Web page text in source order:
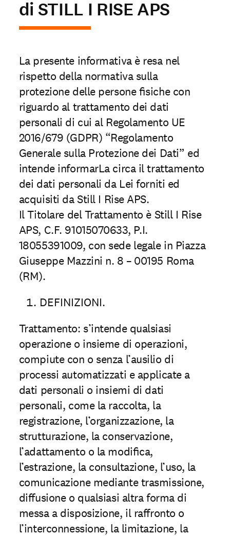
Partecipa
Sostienici
Shop solidale
NEWS E STORIE
PRESSROOM
di STILL I RISE APS
La presente informativa è resa nel
rispetto della normativa sulla
protezione delle persone ﬁsiche con
riguardo al trattamento dei dati
personali di cui al Regolamento UE
2016/679 (GDPR) “Regolamento
Generale sulla Protezione dei Dati” ed
intende informarLa circa il trattamento
dei dati personali da Lei forniti ed
acquisiti da Still I Rise APS.
Il Titolare del Trattamento è Still I Rise
APS, C.F. 91015070633, P.I.
18055391009, con sede legale in Piazza
Giuseppe Mazzini n. 8 – 00195 Roma
(RM).
DEFINIZIONI.
Trattamento: s’intende qualsiasi
operazione o insieme di operazioni,
compiute con o senza l’ausilio di
processi automatizzati e applicate a
dati personali o insiemi di dati
personali, come la raccolta, la
registrazione, l’organizzazione, la
strutturazione, la conservazione,
l’adattamento o la modiﬁca,
l’estrazione, la consultazione, l’uso, la
comunicazione mediante trasmissione,
diffusione o qualsiasi altra forma di
messa a disposizione, il raffronto o
l’interconnessione, la limitazione, la